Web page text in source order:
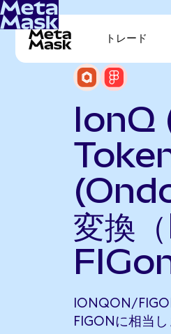
トレード
IonQ
変換
FIGon
IONQON/
FIGONに相当し